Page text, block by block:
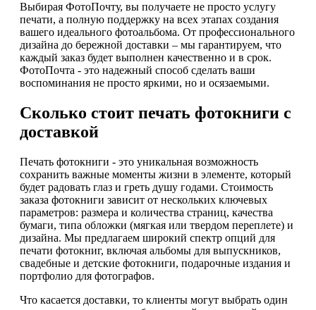
Выбирая ФотоПочту, вы получаете не просто услугу
печати, а полную поддержку на всех этапах создания
вашего идеального фотоальбома. От профессионального
дизайна до бережной доставки – мы гарантируем, что
каждый заказ будет выполнен качественно и в срок.
ФотоПочта - это надежный способ сделать ваши
воспоминания не просто яркими, но и осязаемыми.
Сколько стоит печать фотокниги с
доставкой
Печать фотокниги - это уникальная возможность
сохранить важные моменты жизни в элементе, который
будет радовать глаз и греть душу годами. Стоимость
заказа фотокниги зависит от нескольких ключевых
параметров: размера и количества страниц, качества
бумаги, типа обложки (мягкая или твердом переплете) и
дизайна. Мы предлагаем широкий спектр опций для
печати фотокниг, включая альбомы для выпускников,
свадебные и детские фотокниги, подарочные издания и
портфолио для фотографов.
Что касается доставки, то клиенты могут выбрать один